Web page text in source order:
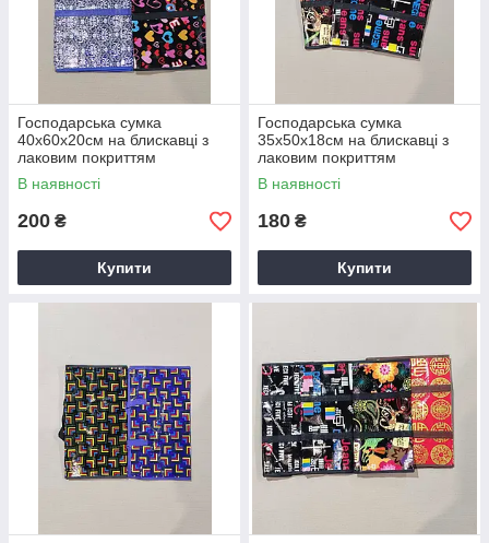
Господарська сумка
40х60х20см на блискавці з
лаковим покриттям
В наявності
200 ₴
Купити
Господарська сумка
35х50х18см на блискавці з
лаковим покриттям
В наявності
180 ₴
Купити